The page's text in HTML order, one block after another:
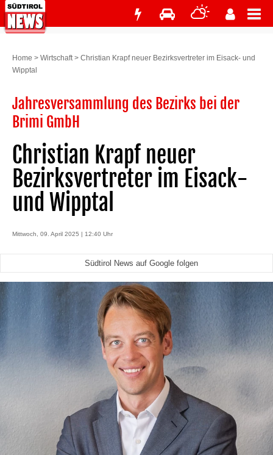
Home > Wirtschaft> Christian Krapf neuer Bezirksvertreter im Eisack- und
Wipptal
Jahresversammlung des Bezirks bei der
Brimi GmbH
Christian Krapf neuer
Bezirksvertreter im Eisack-
und Wipptal
Mittwoch, 09. April 2025 | 12:40 Uhr
Südtirol News auf Google folgen